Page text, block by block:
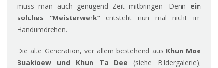
muss man auch genügend Zeit mitbringen. Denn ein
solches “Meisterwerk”entsteht nun mal nicht im
Handumdrehen.
Die alte Generation, vor allem bestehend aus Khun Mae
Buakioew und Khun Ta Dee (siehe Bildergalerie),